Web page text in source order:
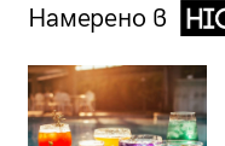
Намерено в